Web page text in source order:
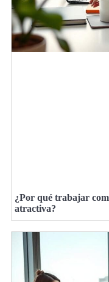
¿Por qué trabajar
atractiva?